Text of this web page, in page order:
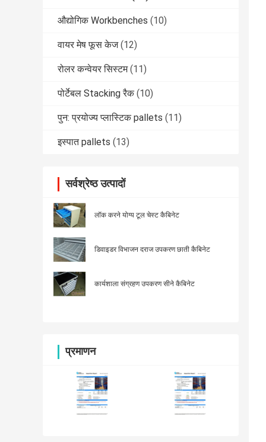
औद्योगिक Workbenches (10)
वायर मेष फूस केज (12)
रोलर कन्वेयर सिस्टम (11)
पोर्टेबल Stacking रैक (10)
पुन: प्रयोज्य प्लास्टिक pallets (11)
इस्पात pallets (13)
सर्वश्रेष्ठ उत्पादों
लॉक करने योग्य टूल चेस्ट कैबिनेट
डिवाइडर विभाजन दराज उपकरण छाती कैबिनेट
कार्यशाला संग्रहण उपकरण सीने कैबिनेट
प्रमाणन